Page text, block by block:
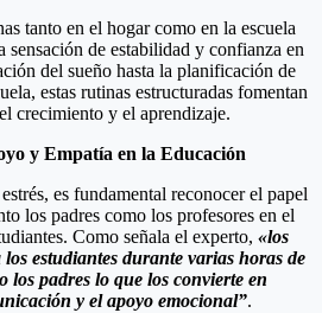
tanto en el hogar como en la escuela
sensación de estabilidad y confianza en
del sueño hasta la planificación de
estas rutinas estructuradas fomentan
crecimiento y el aprendizaje.
y Empatía en la Educación
es fundamental reconocer el papel
los padres como los profesores en el
Como señala el experto, «los
los estudiantes durante varias horas de
los padres lo que los convierte en
y el apoyo emocional”.